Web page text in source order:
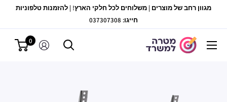
מגוון רחב של מוצרים | משלוחים לכל חלקי הארץ! | להזמנות טלפוניות
חייגו: 037307308
מטרה
0